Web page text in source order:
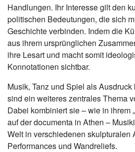
Handlungen. Ihr Interesse gilt den
politischen Bedeutungen, die sich
Geschichte verbinden. Indem die
aus ihrem ursprünglichen
ihre Lesart und macht somit
Konnotationen sichtbar.
Musik, Tanz und Spiel als
sind ein weiteres zentrales Thema
Dabei kombiniert sie – wie in ihrem
auf der documenta in Athen –
Welt in verschiedenen skulpturalen
Performances und Wandreliefs.